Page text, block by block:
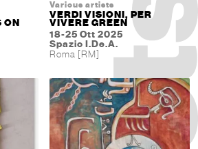
ON
Various artists
VERDI VISIONI, PER
VIVERE GREEN
18-25 Ott 2025
Spazio I.De.A.
Roma [RM]